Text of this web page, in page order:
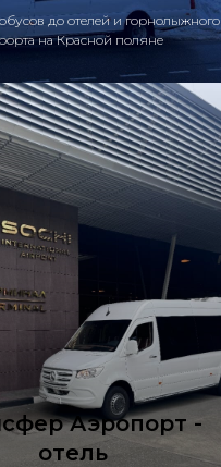
до отелей и горнолыжного
на Красной поляне
Аэропорт -
отель